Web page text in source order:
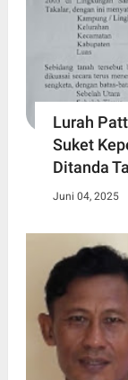
Lurah
Suket
Ditanda
Juni 04, 2025